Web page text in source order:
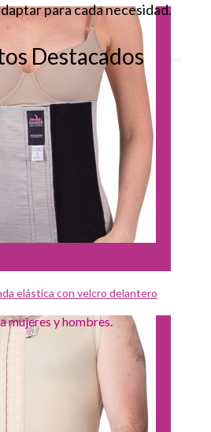
para cada necesidad.
Destacados
elástica con velcro delantero
mujeres y hombres.